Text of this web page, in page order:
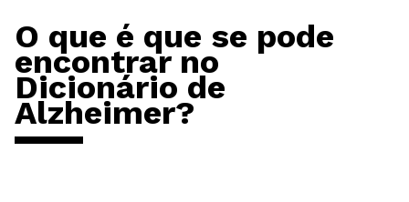
O que é que se pode
encontrar no
Dicionário de
Alzheimer?